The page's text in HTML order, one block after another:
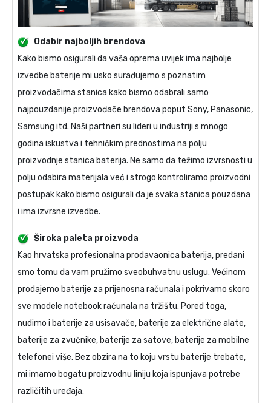
Odabir najboljih brendova
Kako bismo osigurali da vaša oprema uvijek ima najbolje
izvedbe baterije mi usko surađujemo s poznatim
proizvođačima stanica kako bismo odabrali samo
najpouzdanije proizvođače brendova poput Sony, Panasonic,
Samsung itd. Naši partneri su lideri u industriji s mnogo
godina iskustva i tehničkim prednostima na polju
proizvodnje stanica baterija. Ne samo da težimo izvrsnosti u
polju odabira materijala već i strogo kontroliramo proizvodni
postupak kako bismo osigurali da je svaka stanica pouzdana
i ima izvrsne izvedbe.
Široka paleta proizvoda
Kao hrvatska profesionalna prodavaonica baterija, predani
smo tomu da vam pružimo sveobuhvatnu uslugu. Većinom
prodajemo baterije za prijenosna računala i pokrivamo skoro
sve modele notebook računala na tržištu. Pored toga,
nudimo i baterije za usisavače, baterije za električne alate,
baterije za zvučnike, baterije za satove, baterije za mobilne
telefonei više. Bez obzira na to koju vrstu baterije trebate,
mi imamo bogatu proizvodnu liniju koja ispunjava potrebe
različitih uređaja.